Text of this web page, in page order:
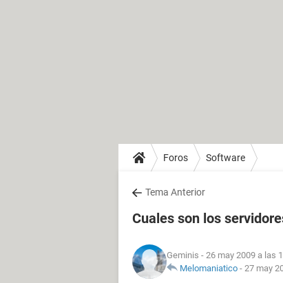
Foros Software
Tema Anterior
Cuales son los
Geminis - 26 may 2009 a las
Melomaniatico - 27 may